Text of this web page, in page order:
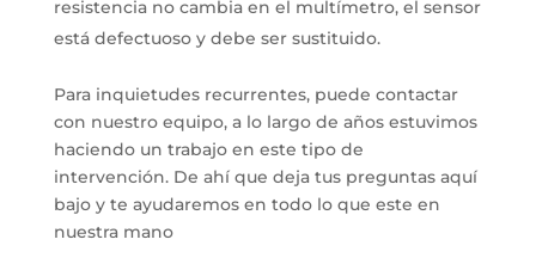
resistencia no cambia en el multímetro, el sensor
está defectuoso y debe ser sustituido.
Para inquietudes recurrentes, puede contactar
con nuestro equipo, a lo largo de años estuvimos
haciendo un trabajo en este tipo de
intervención. De ahí que deja tus preguntas aquí
bajo y te ayudaremos en todo lo que este en
nuestra mano